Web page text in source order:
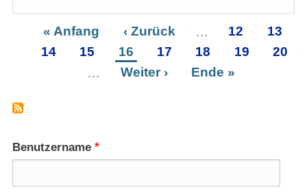
-
Seitennummerierung
Erste
Seite
« Anfang
Vorherige
Seite
‹ Zurück Seite
12 Seite
13
Seite
14 Seite
15 Seite
16 Seite
17 Seite
18 Seite
19 Seite
20
Nächste
Weiter ›
Letzte
Ende »
Benutzername